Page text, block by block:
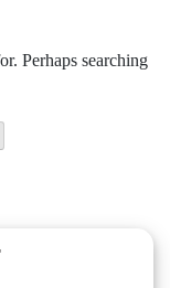
Perhaps searching